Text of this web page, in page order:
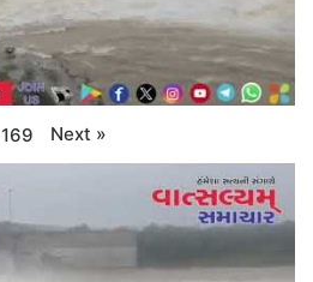
169 Next »